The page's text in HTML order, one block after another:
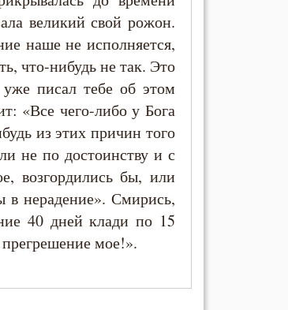
великий свой рожон.
наше не исполняется,
что-нибудь не так. Это
писал тебе об этом
«Все чего-либо у Бога
из этих причин того
не по достоинству и с
возгордились бы, или
нерадение». Смирись,
40 дней клади по 15
мое!».